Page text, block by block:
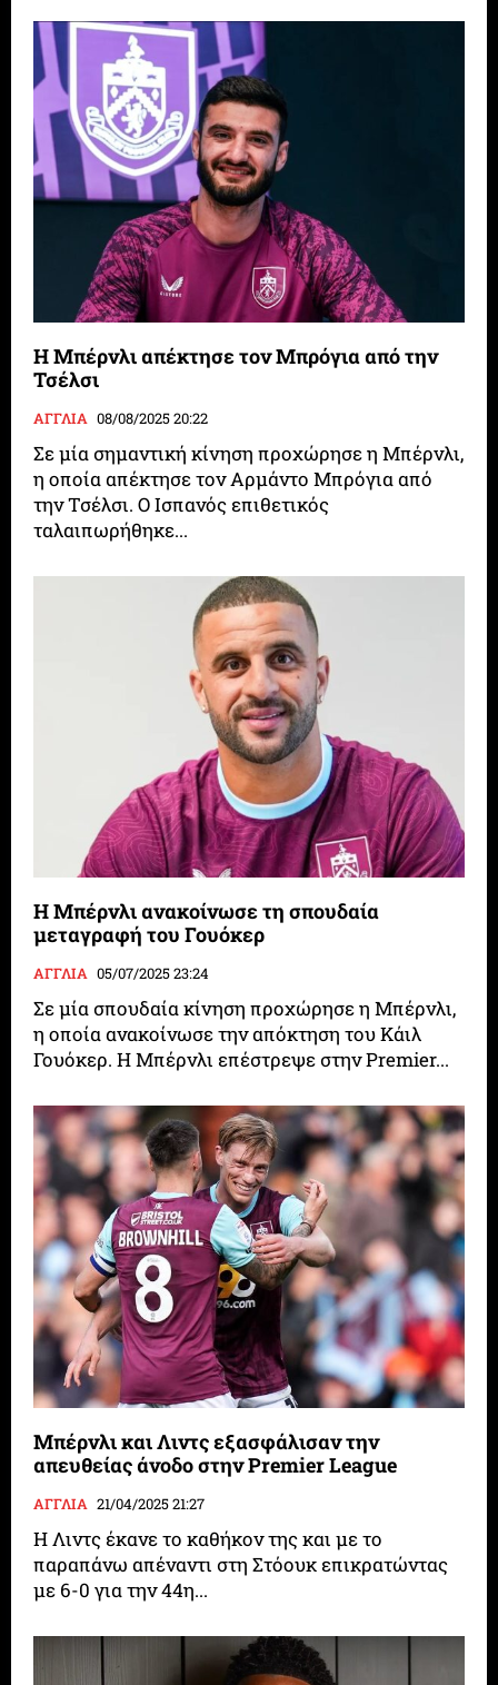
Η Μπέρνλι απέκτησε τον Μπρόγια από την
Τσέλσι
ΑΓΓΛΙΑ 08/08/2025 20:22
Σε μία σημαντική κίνηση προχώρησε η Μπέρνλι,
η οποία απέκτησε τον Αρμάντο Μπρόγια από
την Τσέλσι. Ο Ισπανός επιθετικός
ταλαιπωρήθηκε...
Η Μπέρνλι ανακοίνωσε τη σπουδαία
μεταγραφή του Γουόκερ
ΑΓΓΛΙΑ 05/07/2025 23:24
Σε μία σπουδαία κίνηση προχώρησε η Μπέρνλι,
η οποία ανακοίνωσε την απόκτηση του Κάιλ
Γουόκερ. Η Μπέρνλι επέστρεψε στην Premier...
Μπέρνλι και Λιντς εξασφάλισαν την
απευθείας άνοδο στην Premier League
ΑΓΓΛΙΑ 21/04/2025 21:27
Η Λιντς έκανε το καθήκον της και με το
παραπάνω απέναντι στη Στόουκ επικρατώντας
με 6-0 για την 44η...